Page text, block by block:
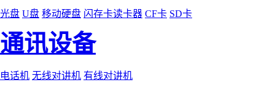
光盘 U盘 移动硬盘 闪存卡读卡器 CF卡 SD卡
通讯设备
电话机 无线对讲机 有线对讲机